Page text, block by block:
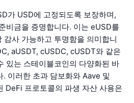
가 USD에 고정되도록 보장하며,
비금을 증명합니다. 이는 eUSD를
감사 가능하고 투명함을 의미합니
aUSDT, cUSDC, cUSDT와 같은
있는 스테이블코인의 다양화된 바
. 이러한 초과 담보화와 Aave 및
DeFi 프로토콜의 파생 자산 사용은